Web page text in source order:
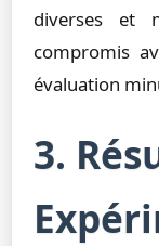
diverses et
compromis
évaluation
3.